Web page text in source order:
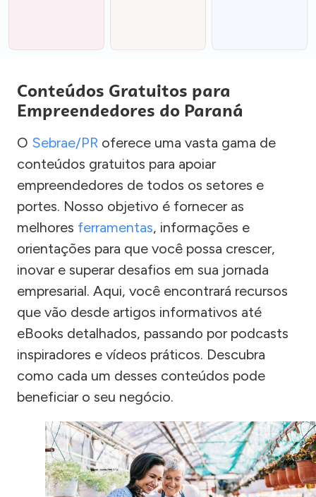
Conteúdos Gratuitos para
Empreendedores do Paraná
O Sebrae/PR oferece uma vasta gama de
conteúdos gratuitos para apoiar
empreendedores de todos os setores e
portes. Nosso objetivo é fornecer as
melhores ferramentas, informações e
orientações para que você possa crescer,
inovar e superar desafios em sua jornada
empresarial. Aqui, você encontrará recursos
que vão desde artigos informativos até
eBooks detalhados, passando por podcasts
inspiradores e vídeos práticos. Descubra
como cada um desses conteúdos pode
beneficiar o seu negócio.